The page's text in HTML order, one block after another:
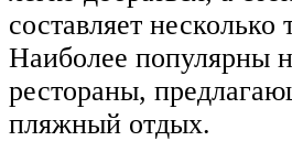
составляет несколько
Наиболее популярны
рестораны,
пляжный отдых.